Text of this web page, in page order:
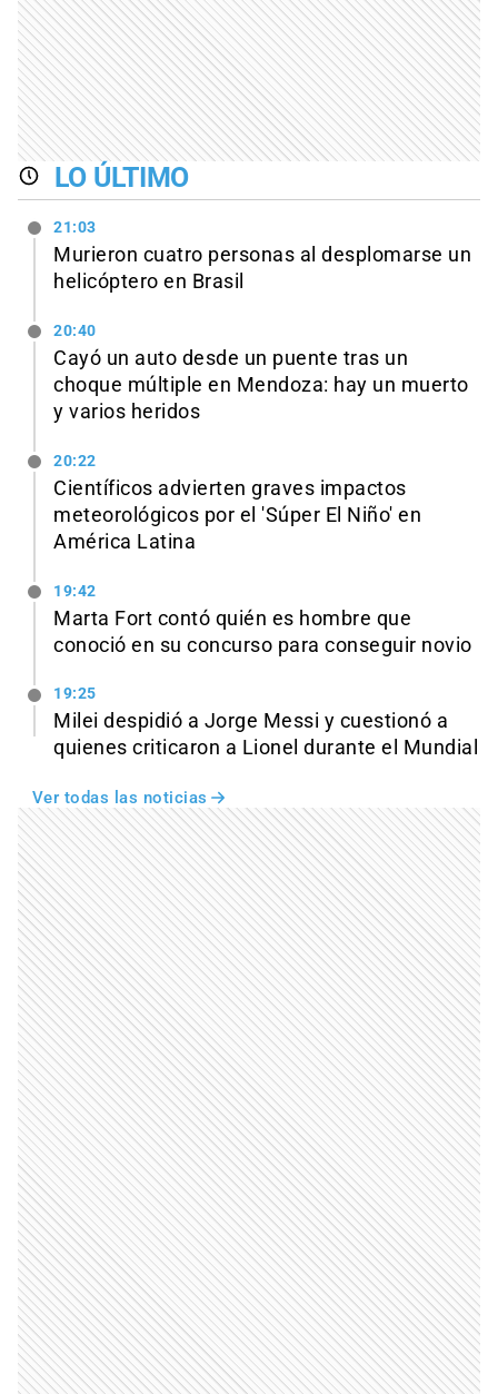
LO ÚLTIMO
21:03
Murieron cuatro personas al desplomarse un
helicóptero en Brasil
20:40
Cayó un auto desde un puente tras un
choque múltiple en Mendoza: hay un muerto
y varios heridos
20:22
Científicos advierten graves impactos
meteorológicos por el 'Súper El Niño' en
América Latina
19:42
Marta Fort contó quién es hombre que
conoció en su concurso para conseguir novio
19:25
Milei despidió a Jorge Messi y cuestionó a
quienes criticaron a Lionel durante el Mundial
Ver todas las noticias